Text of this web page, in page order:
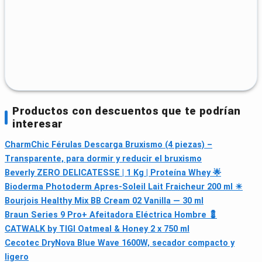
Productos con descuentos que te podrían
interesar
CharmChic Férulas Descarga Bruxismo (4 piezas) –
Transparente, para dormir y reducir el bruxismo
Beverly ZERO DELICATESSE | 1 Kg | Proteína Whey 🌟
Bioderma Photoderm Apres-Soleil Lait Fraicheur 200 ml ☀
Bourjois Healthy Mix BB Cream 02 Vanilla — 30 ml
Braun Series 9 Pro+ Afeitadora Eléctrica Hombre 💈
CATWALK by TIGI Oatmeal & Honey 2 x 750 ml
Cecotec DryNova Blue Wave 1600W, secador compacto y
ligero